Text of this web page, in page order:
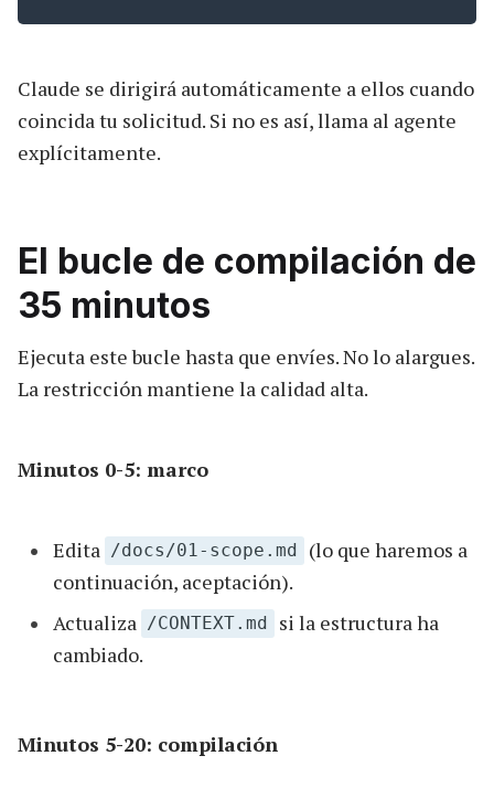
Claude se dirigirá automáticamente a ellos cuando
coincida tu solicitud. Si no es así, llama al agente
explícitamente.
El bucle de compilación de
35 minutos
Ejecuta este bucle hasta que envíes. No lo alargues.
La restricción mantiene la calidad alta.
Minutos 0-5: marco
Edita /docs/01-scope.md
(lo que haremos a
continuación, aceptación).
Actualiza /CONTEXT.md
si la estructura ha
cambiado.
Minutos 5-20: compilación